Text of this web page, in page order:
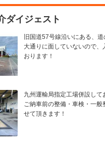
ダイジェスト
旧国道57号線沿いにある、
大通りに面していないので、
おります！
九州運輸局指定工場併設し
ご納車前の整備・車検・一般
せて頂きます！